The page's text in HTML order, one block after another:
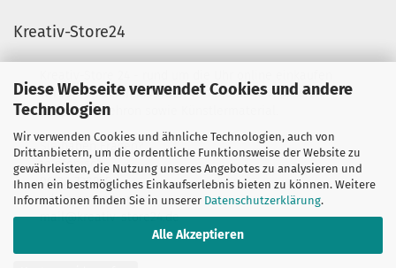
Diese Webseite verwendet Cookies und andere
Technologien
Wir verwenden Cookies und ähnliche Technologien, auch von
Drittanbietern, um die ordentliche Funktionsweise der Website zu
gewährleisten, die Nutzung unseres Angebotes zu analysieren und
Ihnen ein bestmögliches Einkaufserlebnis bieten zu können. Weitere
Informationen finden Sie in unserer Datenschutzerklärung.
Alle Akzeptieren
Kreativ-Store24
Wir führen Schminkfarben von Diamond FX, Fusion
BodyArt & Mehron sowie Künstlermaterial.
Sie haben Fragen?
telefonisch:
06132-7389580
oder per mail unter:
mail@kreativ-store24.de